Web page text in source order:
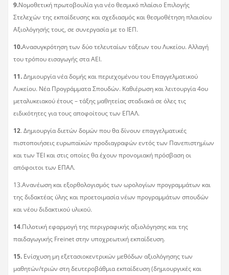
9.Νομοθετική πρωτοβουλία για νέο θεσμικό πλαίσιο Επιλογής
Στελεχών της εκπαίδευσης και σχεδιασμός και θεσμοθέτηση πλαισίου
Αξιολόγησής τους, σε συνεργασία με το ΙΕΠ.
10.Ανασυγκρότηση των δύο τελευταίων τάξεων του Λυκείου. Αλλαγή
του τρόπου εισαγωγής στα ΑΕΙ.
11.Δημιουργία νέα δομής και περιεχομένου του Επαγγελματικού
Λυκείου. Νέα Προγράμματα Σπουδών. Καθιέρωση και λειτουργία 4ου
μεταλυκειακού έτους – τάξης μαθητείας σταδιακά σε όλες τις
ειδικότητες για τους αποφοίτους των ΕΠΑΛ.
12. Δημιουργία διετών δομών που θα δίνουν επαγγελματικές
πιστοποιήσεις ευρωπαϊκών προδιαγραφών εντός των Πανεπιστημίων
και των ΤΕΙ και στις οποίες θα έχουν προνομιακή πρόσβαση οι
απόφοιτοι των ΕΠΑΛ.
13.Ανανέωση και εξορθολογισμός των ωρολογίων προγραμμάτων και
της διδακτέας ύλης και προετοιμασία νέων προγραμμάτων σπουδών
και νέου διδακτικού υλικού.
14.Πιλοτική εφαρμογή της περιγραφικής αξιολόγησης και της
παιδαγωγικής Freinet στην υποχρεωτική εκπαίδευση.
15. Ενίσχυση μη εξετασιοκεντρικών μεθόδων αξιολόγησης των
μαθητών/τριών στη δευτεροβάθμια εκπαίδευση (δημιουργικές και